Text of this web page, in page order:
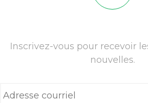
Inscrivez-vous pour recevoir
nouvelles.